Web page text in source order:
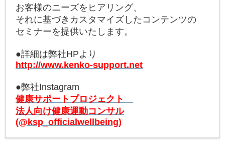
お客様のニーズをヒアリング、
それに基づきカスタマイズしたコンテンツの
セミナーを提供いたします。
●詳細は弊社HPより
http://www.kenko-support.net
●弊社Instagram
健康サポートプロジェクト
法人向け健康運動コンサル
(@ksp_officialwellbeing)